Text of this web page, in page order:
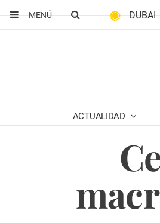
MENÚ
DUBAI
ACTUALIDAD